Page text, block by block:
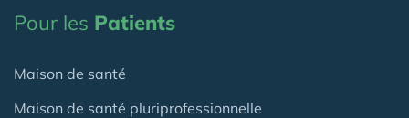
Pour les Patients
Maison de santé
Maison de santé pluriprofessionnelle